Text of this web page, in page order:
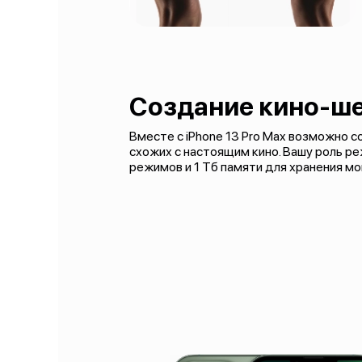
Создание кино-
Вместе с iPhone 13 Pro Max возможно
схожих с настоящим кино. Вашу роль
режимов и 1 Тб памяти для хранения